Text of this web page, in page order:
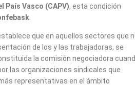
País Vasco (CAPV), esta condición
.
que en aquellos sectores que
de los y las trabajadoras, se
la comisión negociadora
las organizaciones sindicales que
representativas en el ámbito